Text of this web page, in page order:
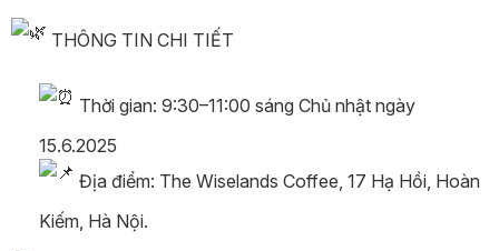
THÔNG TIN CHI TIẾT
Thời gian: 9:30–11:00 sáng Chủ nhật ngày
15.6.2025
Địa điểm: The Wiselands Coffee, 17 Hạ Hồi, Hoàn
Kiếm, Hà Nội.